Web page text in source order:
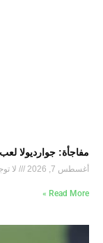
مفاجأة: جوارديولا
أغسطس 7, 2026 لا
Read More »